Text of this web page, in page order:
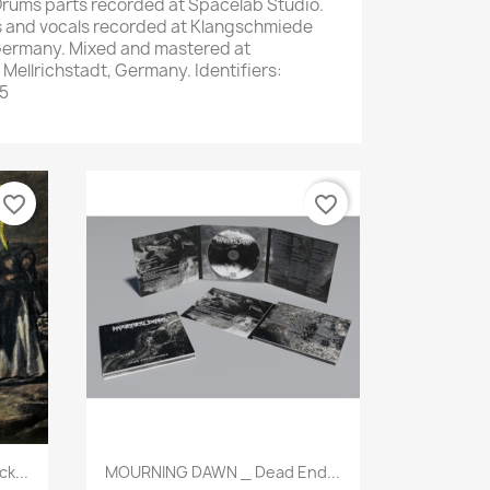
parts recorded at Spacelab Studio.
vocals recorded at Klangschmiede
Mixed and mastered at
Germany. Identifiers:
favorite_border
Aperçu rapide
MOURNING DAWN _ Dead End...
favorite_border